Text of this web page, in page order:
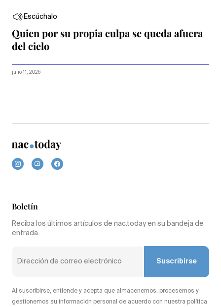
Escúchalo
Quien por su propia culpa se queda afuera
del cielo
julio 11, 2026
Boletín
Reciba los últimos artículos de nac.today en su bandeja de
entrada.
Suscribirse
Al suscribirse, entiende y acepta que almacenemos, procesemos y
gestionemos su información personal de acuerdo con nuestra política